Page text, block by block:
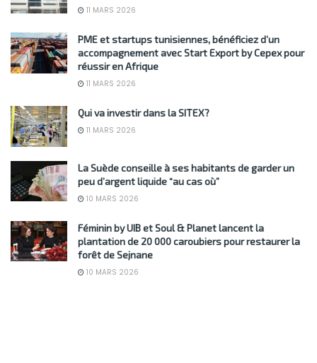
11 MARS 2026
PME et startups tunisiennes, bénéficiez d’un
accompagnement avec Start Export by Cepex pour
réussir en Afrique
11 MARS 2026
Qui va investir dans la SITEX?
11 MARS 2026
La Suède conseille à ses habitants de garder un
peu d’argent liquide “au cas où”
10 MARS 2026
Féminin by UIB et Soul & Planet lancent la
plantation de 20 000 caroubiers pour restaurer la
forêt de Sejnane
10 MARS 2026